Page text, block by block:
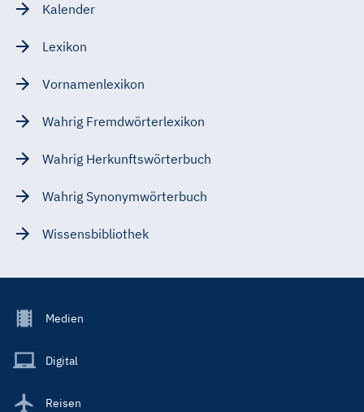
Kalender
Lexikon
Vornamenlexikon
Wahrig Fremdwörterlexikon
Wahrig Herkunftswörterbuch
Wahrig Synonymwörterbuch
Wissensbibliothek
Footer
Main
Medien
Digital
Reisen